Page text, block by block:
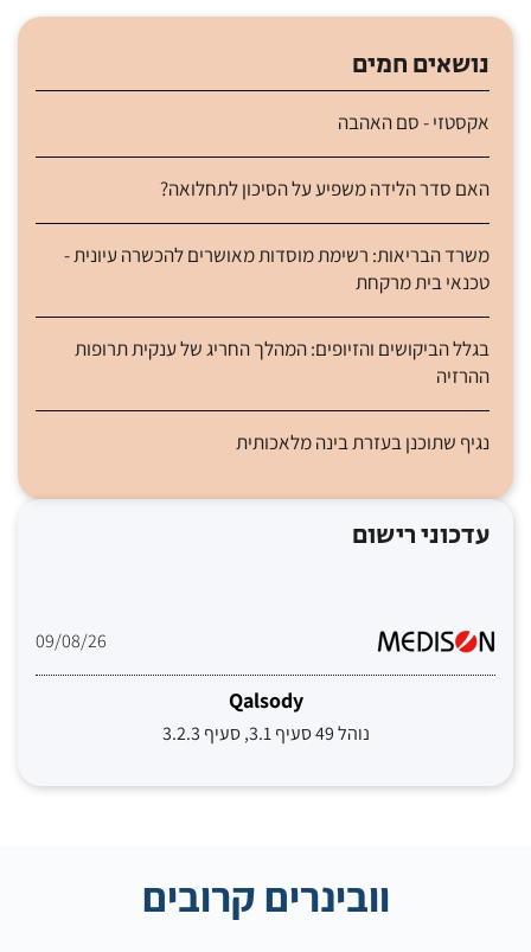
נושאים חמים
אקסטזי - סם האהבה
האם סדר הלידה משפיע על הסיכון לתחלואה?
משרד הבריאות: רשימת מוסדות מאושרים להכשרה עיונית -
טכנאי בית מרקחת
בגלל הביקושים והזיופים: המהלך החריג של ענקית תרופות
ההרזיה
נגיף שתוכנן בעזרת בינה מלאכותית
עדכוני רישום
09/08/26
Qalsody
נוהל 49 סעיף 3.1, סעיף 3.2.3
וובינרים קרובים